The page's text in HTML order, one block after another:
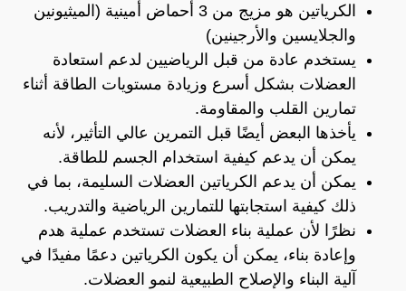
الكرياتين هو مزيج من 3 أحماض أمينية (الميثيونين
والجلايسين والأرجينين)
يستخدم عادة من قبل الرياضيين لدعم استعادة
العضلات بشكل أسرع وزيادة مستويات الطاقة أثناء
تمارين القلب والمقاومة.
يأخذها البعض أيضًا قبل التمرين عالي التأثير، لأنه
يمكن أن يدعم كيفية استخدام الجسم للطاقة.
يمكن أن يدعم الكرياتين العضلات السليمة، بما في
ذلك كيفية استجابتها للتمارين الرياضية والتدريب.
نظرًا لأن عملية بناء العضلات تستخدم عملية هدم
وإعادة بناء، يمكن أن يكون الكرياتين دعمًا مفيدًا في
آلية البناء والإصلاح الطبيعية لنمو العضلات.